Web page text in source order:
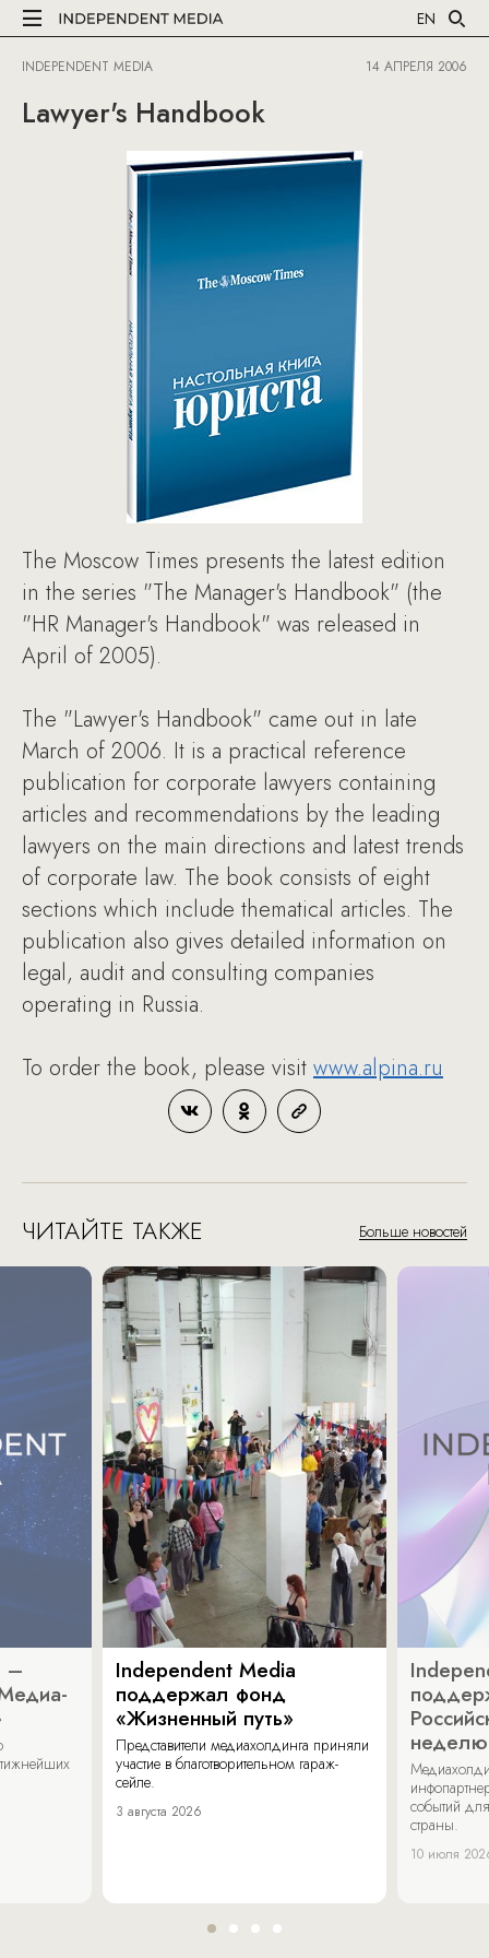
EN
INDEPENDENT MEDIA 14 АПРЕЛЯ 2006
Lawyer's Handbook
The Moscow Times presents the latest edition
in the series "The Manager's Handbook" (the
"HR Manager's Handbook" was released in
April of 2005).
The "Lawyer's Handbook" came out in late
March of 2006. It is a practical reference
publication for corporate lawyers containing
articles and recommendations by the leading
lawyers on the main directions and latest trends
of corporate law. The book consists of eight
sections which include thematical articles. The
publication also gives detailed information on
legal, audit and consulting companies
operating in Russia.
To order the book, please visit www.alpina.ru
ЧИТАЙТЕ ТАКЖЕ Больше новостей
–
Independent Media
поддержал фонд
«Жизненный путь»
Представители медиахолдинга приняли
участие в благотворительном гараж-
сейле.
3 августа 2026
неделю
событий
страны.
10 июля